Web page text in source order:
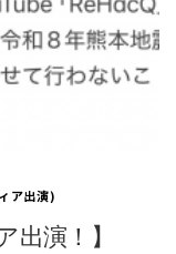
ア出演)
出演！】